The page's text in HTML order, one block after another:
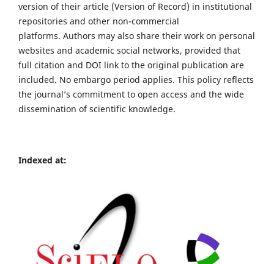
version of their article (Version of Record) in institutional
repositories and other non-commercial
platforms. Authors may also share their work on personal
websites and academic social networks, provided that
full citation and DOI link to the original publication are
included. No embargo period applies. This policy reflects
the journal’s commitment to open access and the wide
dissemination of scientific knowledge.
Indexed at: